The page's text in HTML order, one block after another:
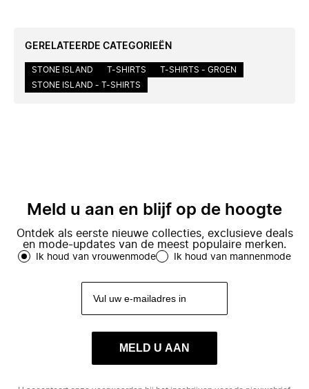
GERELATEERDE CATEGORIEËN
STONE ISLAND T-SHIRTS
T-SHIRTS - GROEN
STONE ISLAND - T-SHIRTS
Meld u aan en blijf op de hoogte
Ontdek als eerste nieuwe collecties, exclusieve deals
en mode-updates van de meest populaire merken.
Ik houd van vrouwenmode Ik houd van mannenmode
MELD U AAN